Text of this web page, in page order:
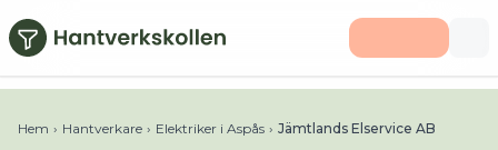
Hoppa till huvudinnehåll
Hem › Hantverkare › Elektriker i Aspås › Jämtlands Elservice AB